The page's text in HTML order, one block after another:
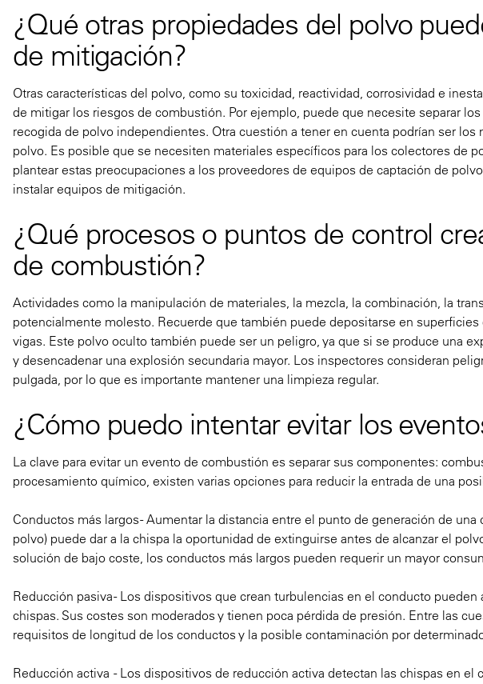
¿Qué otras propiedades del polvo
de mitigación?
Otras características del polvo, como su toxicidad, reactividad, corrosividad e
de mitigar los riesgos de combustión. Por ejemplo, puede que necesite separar
recogida de polvo independientes. Otra cuestión a tener en cuenta podrían ser
polvo. Es posible que se necesiten materiales específicos para los colectores de
plantear estas preocupaciones a los proveedores de equipos de captación de
instalar equipos de mitigación.
¿Qué procesos o puntos de control
de combustión?
Actividades como la manipulación de materiales, la mezcla, la combinación, la
potencialmente molesto. Recuerde que también puede depositarse en
vigas. Este polvo oculto también puede ser un peligro, ya que si se produce una
y desencadenar una explosión secundaria mayor. Los inspectores consideran
pulgada, por lo que es importante mantener una limpieza regular.
¿Cómo puedo intentar evitar los
La clave para evitar un evento de combustión es separar sus componentes:
procesamiento químico, existen varias opciones para reducir la entrada de una
Conductos más largos- Aumentar la distancia entre el punto de generación de
polvo) puede dar a la chispa la oportunidad de extinguirse antes de alcanzar el
solución de bajo coste, los conductos más largos pueden requerir un mayor
Reducción pasiva- Los dispositivos que crean turbulencias en el conducto
chispas. Sus costes son moderados y tienen poca pérdida de presión. Entre las
requisitos de longitud de los conductos y la posible contaminación por
Reducción activa - Los dispositivos de reducción activa detectan las chispas en el